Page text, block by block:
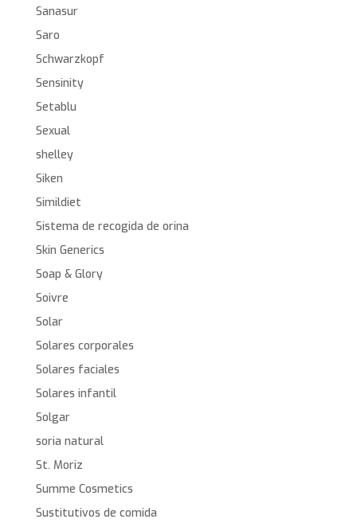
Sanasur
Saro
Schwarzkopf
Sensinity
Setablu
Sexual
shelley
Siken
Simildiet
Sistema de recogida de orina
Skin Generics
Soap & Glory
Soivre
Solar
Solares corporales
Solares faciales
Solares infantil
Solgar
soria natural
St. Moriz
Summe Cosmetics
Sustitutivos de comida